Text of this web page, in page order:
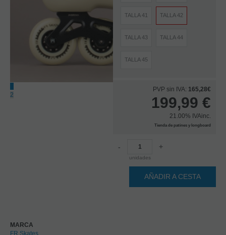
2
TALLA 41 TALLA 42
TALLA 43 TALLA 44
TALLA 45
PVP sin IVA: 165,28€
199,99 €
21.00% IVAinc.
Tienda de patines y longboard
-
unidades
+
AÑADIR A CESTA
MARCA
FR Skates